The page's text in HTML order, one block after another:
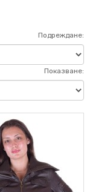
Подреждане:
Показване: